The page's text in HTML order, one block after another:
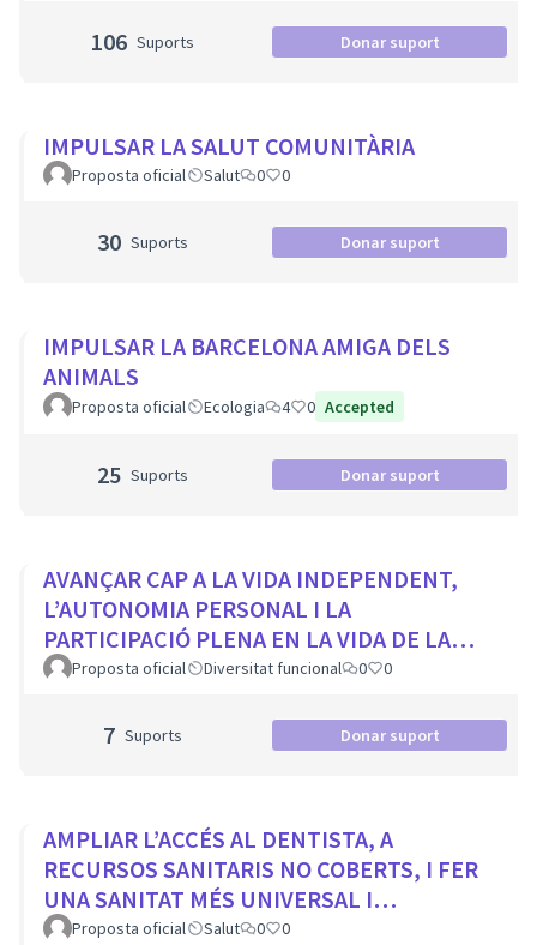
106 Suports Donar suport
IMPULSAR LA SALUT COMUNITÀRIA
Proposta oficial Salut 0 0
30 Suports Donar suport
IMPULSAR LA BARCELONA AMIGA DELS
ANIMALS
Proposta oficial Ecologia 4 0 Accepted
25 Suports Donar suport
AVANÇAR CAP A LA VIDA INDEPENDENT,
L’AUTONOMIA PERSONAL I LA
PARTICIPACIÓ PLENA EN LA VIDA DE LA
CIUTAT
Proposta oficial Diversitat funcional 0 0
7 Suports Donar suport
AMPLIAR L’ACCÉS AL DENTISTA, A
RECURSOS SANITARIS NO COBERTS, I FER
UNA SANITAT MÉS UNIVERSAL I
EQUITATIVA
Proposta oficial Salut 0 0